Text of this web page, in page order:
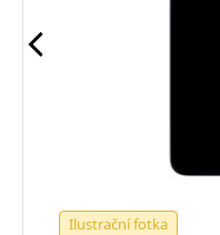
Ilustrační fotka